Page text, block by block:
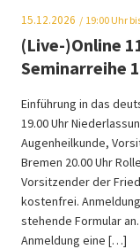
15.12.2026 19:00 Uhr
(Live-)Online
Seminarreihe
Einführung in das
19.00 Uhr
Augenheilkunde,
Bremen 20.00 Uhr
Vorsitzender der
kostenfrei.
stehende Formular
Anmeldung eine […]